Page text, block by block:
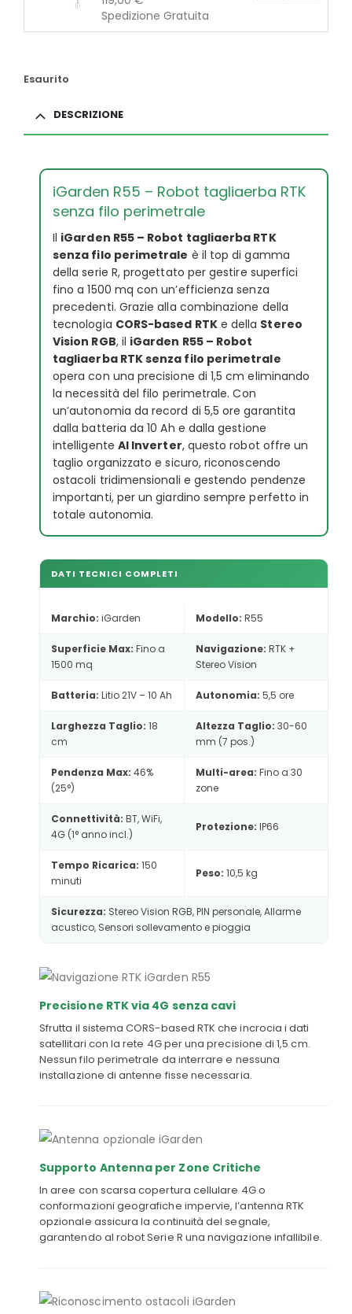
Spedizione Gratuita
Esaurito
DESCRIZIONE
iGarden R55 – Robot tagliaerba RTK
senza filo perimetrale
Il iGarden R55 – Robot tagliaerba RTK
senza filo perimetrale è il top di gamma
della serie R, progettato per gestire superfici
fino a 1500 mq con un’efficienza senza
precedenti. Grazie alla combinazione della
tecnologia CORS-based RTKe della Stereo
Vision RGB, il iGarden R55 – Robot
tagliaerba RTK senza filo perimetrale
opera con una precisione di 1,5 cm eliminando
la necessità del filo perimetrale. Con
un’autonomia da record di 5,5 ore garantita
dalla batteria da 10 Ah e dalla gestione
intelligente AI Inverter, questo robot offre un
taglio organizzato e sicuro, riconoscendo
ostacoli tridimensionali e gestendo pendenze
importanti, per un giardino sempre perfetto in
totale autonomia.
DATI TECNICI COMPLETI
Marchio: iGarden Modello: R55
Superficie Max: Fino a
1500 mq
Navigazione: RTK +
Stereo Vision
Batteria: Litio 21V – 10 Ah Autonomia: 5,5 ore
Larghezza Taglio: 18
cm
Altezza Taglio: 30-60
mm (7 pos.)
Pendenza Max: 46%
(25°)
Multi-area: Fino a 30
zone
Connettività: BT, WiFi,
4G (1° anno incl.)
Protezione: IP66
Tempo Ricarica: 150
minuti
Peso: 10,5 kg
Sicurezza: Stereo Vision RGB, PIN personale, Allarme
acustico, Sensori sollevamento e pioggia
Precisione RTK via 4G senza cavi
Sfrutta il sistema CORS-based RTK che incrocia i dati
satellitari con la rete 4G per una precisione di 1,5 cm.
Nessun filo perimetrale da interrare e nessuna
installazione di antenne fisse necessaria.
Supporto Antenna per Zone Critiche
In aree con scarsa copertura cellulare 4G o
conformazioni geografiche impervie, l’antenna RTK
opzionale assicura la continuità del segnale,
garantendo al robot Serie R una navigazione infallibile.